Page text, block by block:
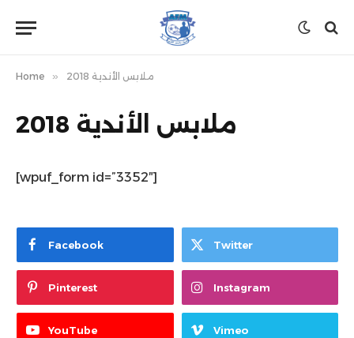
Home » ملابس الأندية 2018
ملابس الأندية 2018
[wpuf_form id=”3352″]
Facebook Twitter
Pinterest Instagram
YouTube Vimeo